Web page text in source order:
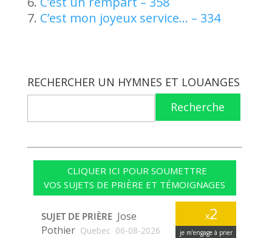
C’est mon joyeux service… – 334
RECHERCHER UN HYMNES ET LOUANGES
Recherche
CLIQUER ICI POUR SOUMETTRE
VOS SUJETS DE PRIÈRE ET TÉMOIGNAGES
x2
je m’engage à prier
SUJET DE PRIÈRE Jose
Pothier Quebec 06-08-2026